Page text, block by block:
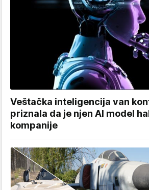
Veštačka inteligencija van
priznala da je njen AI model
kompanije